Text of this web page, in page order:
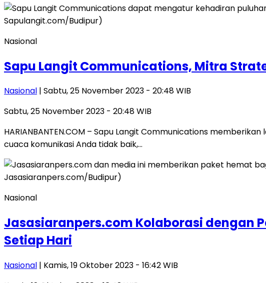
Nasional
Sapu Langit Communications, Mitra
Nasional | Sabtu, 25 November 2023 - 20:48 WIB
Sabtu, 25 November 2023 - 20:48 WIB
HARIANBANTEN.COM – Sapu Langit Communications
cuaca komunikasi Anda tidak baik,…
Nasional
Jasasiaranpers.com Kolaborasi dengan
Setiap Hari
Nasional | Kamis, 19 Oktober 2023 - 16:42 WIB